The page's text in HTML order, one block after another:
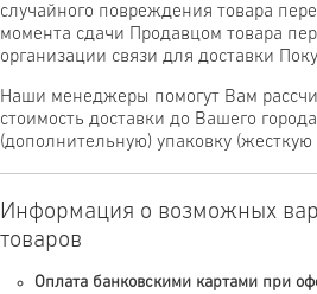
случайного повреждения товара
момента сдачи Продавцом товара
организации связи для доставки
Наши менеджеры помогут Вам
стоимость доставки до Вашего
(дополнительную) упаковку (жесткую
Информация о возможных
товаров
Оплата банковскими картами при